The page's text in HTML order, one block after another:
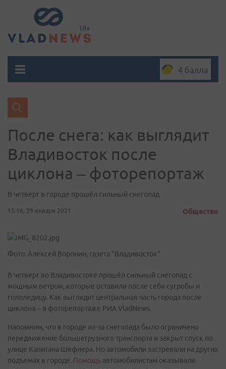
4 балла
После снега: как выглядит
Владивосток после
циклона – фоторепортаж
В четверг в городе прошёл сильный снегопад
15:16, 29 января 2021 Общество
Фото: Алексей Воронин, газета "Владивосток"
В четверг во Владивостоке прошёл сильный снегопад с
мощным ветром, которые оставили после себя сугробы и
гололедицу. Как выглядит центральная часть города после
циклона – в фоторепортаже РИА VladNews.
Напомним, что в городе из-за снегопада было ограничено
передвижение большегрузного транспорта и закрыт спуск по
улице Капитана Шефнера. Но автомобили застревали на других
подъемах в городе. Помощь автомобилистам оказывали